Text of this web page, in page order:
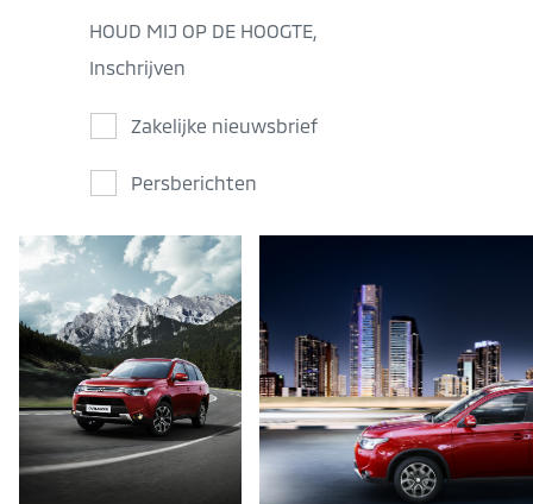
HOUD MIJ OP DE HOOGTE,
Inschrijven
Zakelijke nieuwsbrief
Persberichten